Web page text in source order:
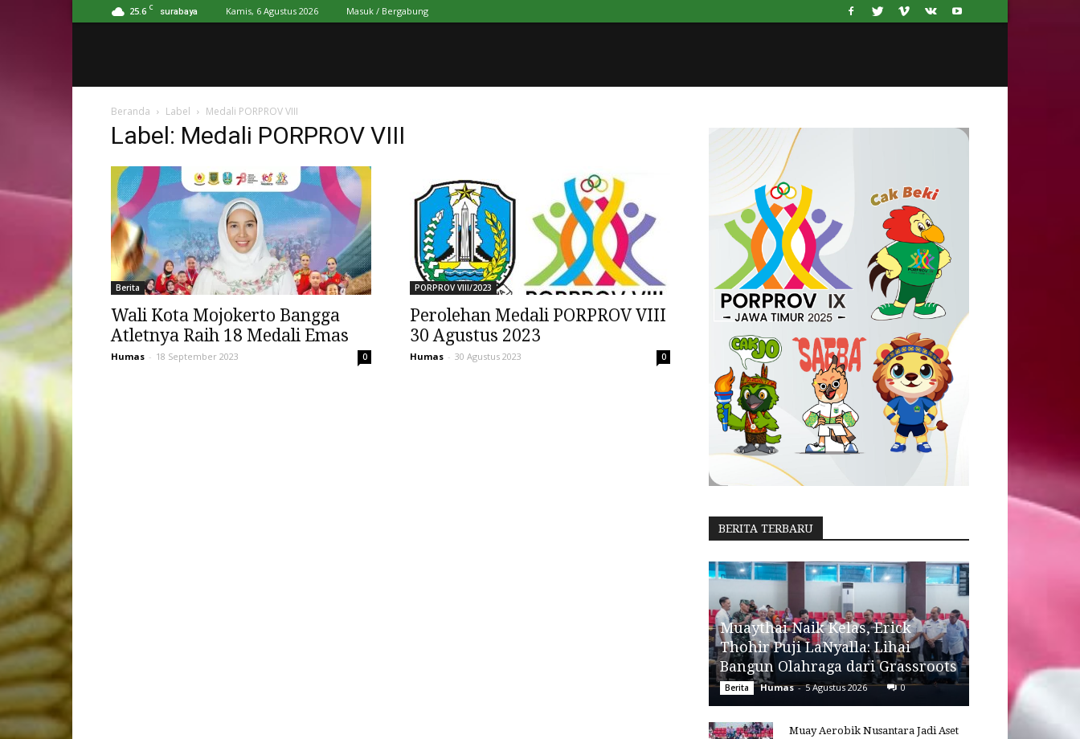
25.6 C surabaya Kamis, 6 Agustus 2026 Masuk / Bergabung
Beranda Label Medali PORPROV VIII
Label: Medali PORPROV VIII
Berita
Wali Kota Mojokerto Bangga
Atletnya Raih 18 Medali Emas
Humas - 18 September 2023 0
PORPROV VIII/2023
Perolehan Medali PORPROV VIII
30 Agustus 2023
Humas - 30 Agustus 2023 0
BERITA TERBARU
Muaythai Naik Kelas, Erick
Thohir Puji LaNyalla: Lihai
Bangun Olahraga dari Grassroots
Berita Humas - 5 Agustus 2026 0
Muay Aerobik Nusantara Jadi Aset